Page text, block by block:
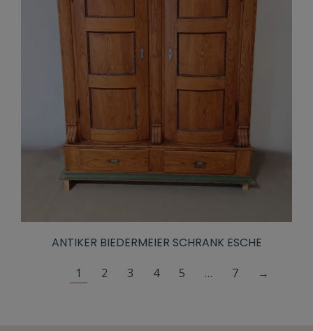
ANTIKER BIEDERMEIER SCHRANK ESCHE
1 2 3 4 5 … 7 →